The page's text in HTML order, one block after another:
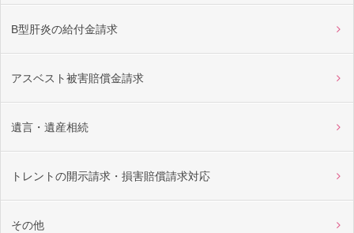
B型肝炎の給付金請求
アスベスト被害賠償金請求
遺言・遺産相続
トレントの開示請求・損害賠償請求対応
その他